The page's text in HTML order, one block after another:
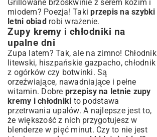
Grillowane brzoskwinie z serem kozim i
miodem? Poezja! Takiprzepis na szybki
letni obiadrobi wrażenie.
Zupy kremy i chłodniki na
upalne dni
Zupa latem? Tak, ale na zimno! Chłodnik
litewski, hiszpańskie gazpacho, chłodnik
z ogórków czy botwinki. Są
orzeźwiające, nawadniające i pełne
witamin. Dobre przepisy na letnie zupy
kremy i chłodniki to podstawa
przetrwania upałów. A najlepsze jest to,
że większość z nich przygotujesz w
blenderze w pięć minut. Czy to nie jest